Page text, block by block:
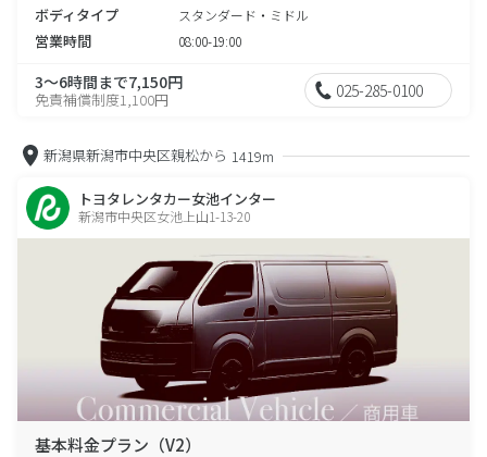
ボディタイプ スタンダード・ミドル
営業時間 08:00-19:00
3～6時間まで7,150円
免責補償制度1,100円 025-285-0100
新潟県新潟市中央区親松から 1419m
トヨタレンタカー女池インター
新潟市中央区女池上山1-13-20
基本料金プラン（V2）